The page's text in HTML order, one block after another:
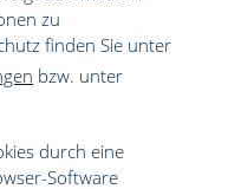
zu
finden Sie unter
bzw. unter
durch eine
Software